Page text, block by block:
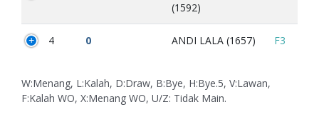
(1592)
4 0 ANDI LALA (1657) F3
W:Menang, L:Kalah, D:Draw, B:Bye, H:Bye.5, V:Lawan,
F:Kalah WO, X:Menang WO, U/Z: Tidak Main.